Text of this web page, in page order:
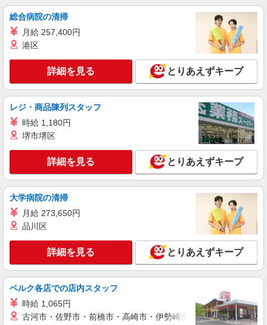
代を1分単位で別途支給します。 ※給与は経験や
ソニー本社キャフェ （東京都港区港南1-7-
キープ 詳細を見る
アルバイト パート
コンパスグループ・ジャパン株式会社 20540_p
(試用期間2ヶ月) 残業が発生した場合、残業代を1
分単位で別途支給します。
ソニー本社キャフェ （東京都港区港南1-7-
1 ソニー本社内12F）
キープ 詳細を見る
アルバイト
コンパスグループ・ジャパン株式会社 20763_p
調理師【アルバイト・パート】
時給1,700円以上 試用期間中 時給1,700円以上
分単位で別途支給します。
富士フイルムＴＭＴ本社 （東京都港区赤坂9-
7-3 富士フイルム東京ミッドタウン本社内）
総合病院の清掃
月給 257,400円
港区
詳細を見る とりあえずキープ
レジ・商品陳列スタッフ
時給 1,180円
堺市堺区
詳細を見る とりあえずキープ
大学病院の清掃
月給 273,650円
品川区
詳細を見る とりあえずキープ
ベルク各店での店内スタッフ
時給 1,065円
古河市・佐野市・前橋市・高崎市・伊勢崎市・太田市・館林市